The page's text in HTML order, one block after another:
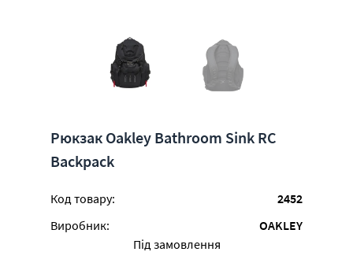
Рюкзак Oakley Bathroom Sink RC
Backpack
Код товару:
2452
Виробник:
OAKLEY
Під замовлення